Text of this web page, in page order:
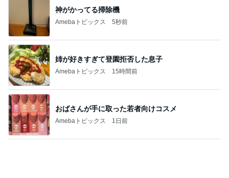
神がかってる掃除機
Amebaトピックス 5秒前
姉が好きすぎて登園拒否した息子
Amebaトピックス 15時間前
おばさんが手に取った若者向けコスメ
Amebaトピックス 1日前